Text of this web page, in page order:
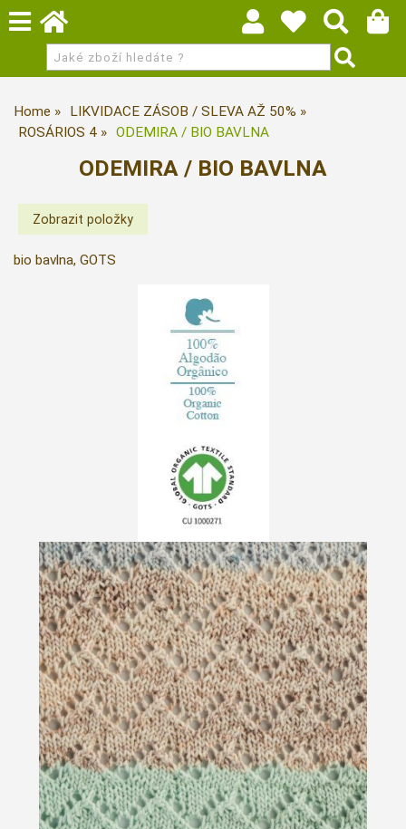
Home
LIKVIDACE ZÁSOB / SLEVA AŽ 50%
ROSÁRIOS 4
ODEMIRA / BIO BAVLNA
ODEMIRA / BIO BAVLNA
bio bavlna, GOTS